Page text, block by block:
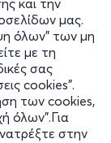
και την
μας.
όλων" των μη
με τη
σας
cookies".
των cookies,
όλων".Για
στην